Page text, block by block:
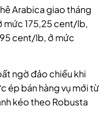
Arabica giao tháng
175,25 cent/lb,
cent/lb, ở mức
ngờ đảo chiều khi
ép bán hàng vụ mới từ
kéo theo Robusta